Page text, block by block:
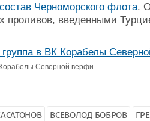
Черноморского флота.
проливов, введенными
Северной верфи
ВСЕВОЛОД БОБРОВ